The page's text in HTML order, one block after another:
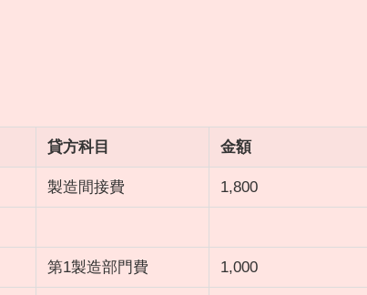
貸方科目 金額
製造間接費 1,800
第1製造部門費 1,000